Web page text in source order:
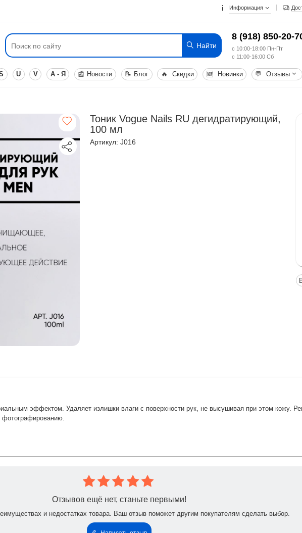
Информация
Найти
8 (918) 850-20-
с 10:00-18:00 Пн-Пт
с 11:00-16:00 Сб
U V А - Я 📰 Новости 📝 Блог 🔥 Скидки 🆕 Новинки 💬 Отзывы
Тоник Vogue Nails RU дегидратирующий,
100 мл
Артикул: J016
эффектом. Удаляет излишки влаги с поверхности рук, не высушивая при этом кожу.
Отзывов ещё нет, станьте первыми!
и недостатках товара. Ваш отзыв поможет другим покупателям сделать выбор.